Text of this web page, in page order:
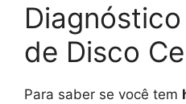
de Disco
Para saber se você tem